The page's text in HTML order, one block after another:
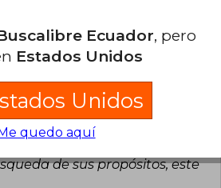
0
libros de la trilogía de mi
de sus propósitos, este
Ecuador, pero
Estados Unidos
Unidos
quedo aquí